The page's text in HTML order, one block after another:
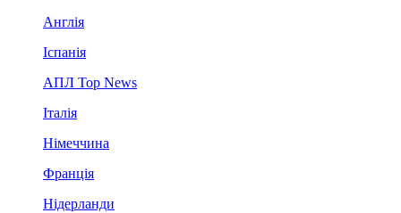
Англія
Іспанія
АПЛ Top News
Італія
Німеччина
Франція
Нідерланди